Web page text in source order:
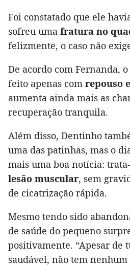
Foi constatado que ele
sofreu uma fratura no
felizmente, o caso não
De acordo com Fernanda,
feito apenas com repouso
aumenta ainda mais as
recuperação tranquila.
Além disso, Dentinho
uma das patinhas, mas o
mais uma boa notícia:
lesão muscular, sem
de cicatrização rápida.
Mesmo tendo sido
de saúde do pequeno
positivamente. “Apesar de
saudável, não tem